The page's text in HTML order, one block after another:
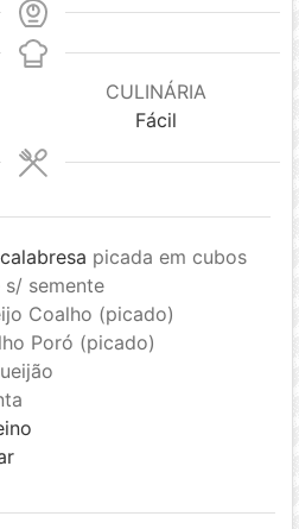
CULINÁRIA
Fácil
picada em cubos
semente
Coalho (picado)
Poró (picado)